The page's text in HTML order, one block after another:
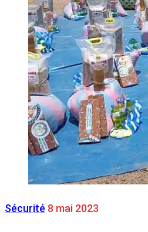
Sécurité 8 mai 2023